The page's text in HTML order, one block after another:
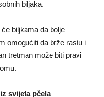
biljaka.
biljkama da bolje
omogućiti da brže rastu i
tretman može biti pravi
svijeta pčela